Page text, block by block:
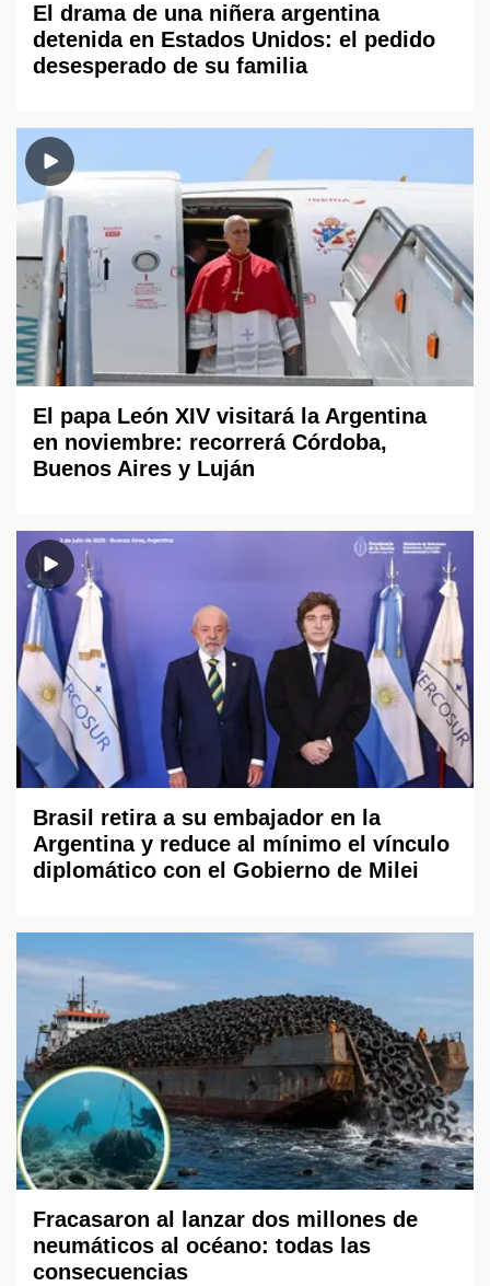
El drama de una niñera argentina
detenida en Estados Unidos: el pedido
desesperado de su familia
El papa León XIV visitará la Argentina
en noviembre: recorrerá Córdoba,
Buenos Aires y Luján
Brasil retira a su embajador en la
Argentina y reduce al mínimo el vínculo
diplomático con el Gobierno de Milei
Fracasaron al lanzar dos millones de
neumáticos al océano: todas las
consecuencias